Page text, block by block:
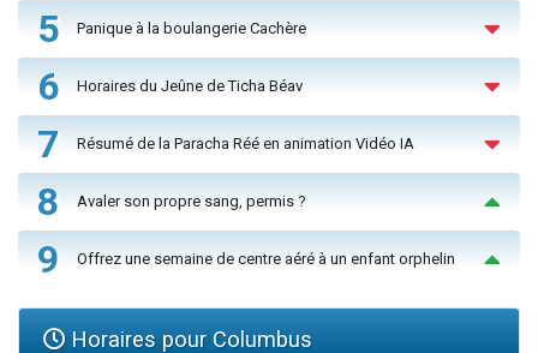
5 Panique à la boulangerie Cachère
6 Horaires du Jeûne de Ticha Béav
7 Résumé de la Paracha Réé en animation Vidéo IA
8 Avaler son propre sang, permis ?
9 Offrez une semaine de centre aéré à un enfant orphelin
Horaires pour Columbus